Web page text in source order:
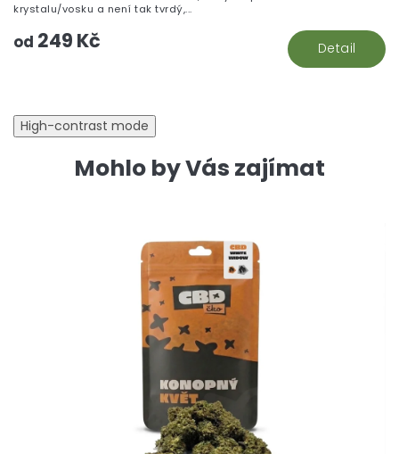
od 249 Kč Detail
krystalu/vosku a není tak tvrdý,...
High-contrast mode
Mohlo by Vás zajímat